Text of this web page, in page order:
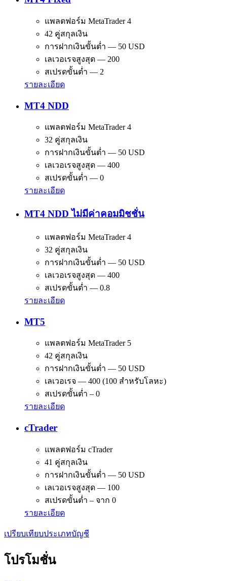
แพลตฟอร์ม MetaTrader 4
42 คู่สกุลเงิน
การฝากเงินขั้นต่ำ — 50 USD
เลเวอเรจสูงสุด — 200
สเปรดขั้นต่ำ — 2
รายละเอียด
MT4 NDD
แพลตฟอร์ม MetaTrader 4
32 คู่สกุลเงิน
การฝากเงินขั้นต่ำ — 50 USD
เลเวอเรจสูงสุด — 400
สเปรดขั้นต่ำ — 0
รายละเอียด
MT4 NDD ไม่มีค่าคอมมิชชั่น
แพลตฟอร์ม MetaTrader 4
32 คู่สกุลเงิน
การฝากเงินขั้นต่ำ — 50 USD
เลเวอเรจสูงสุด — 400
สเปรดขั้นต่ำ — 0.8
รายละเอียด
MT5
แพลตฟอร์ม MetaTrader 5
42 คู่สกุลเงิน
การฝากเงินขั้นต่ำ — 50 USD
เลเวอเรจ — 400 (100 สำหรับโลหะ)
สเปรดขั้นต่ำ – 0
รายละเอียด
cTrader
แพลตฟอร์ม cTrader
41 คู่สกุลเงิน
การฝากเงินขั้นต่ำ — 50 USD
เลเวอเรจสูงสุด — 100
สเปรดขั้นต่ำ – จาก 0
รายละเอียด
เปรียบเทียบประเภทบัญชี
โปรโมชั่น